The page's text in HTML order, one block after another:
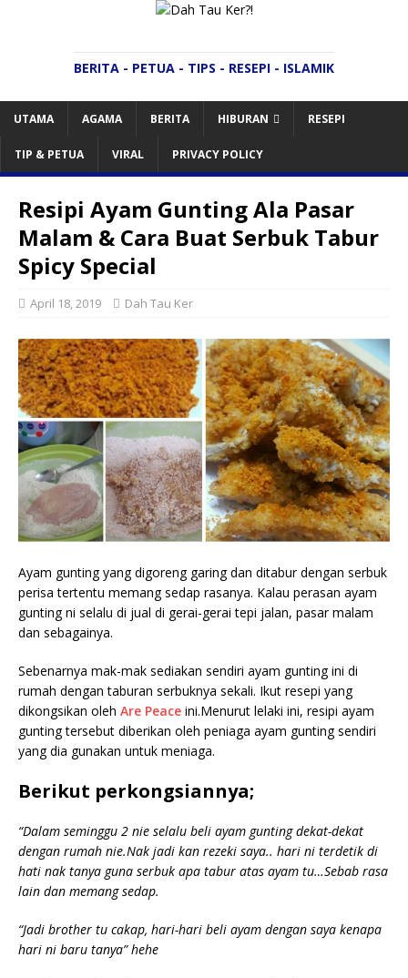
BERITA - PETUA - TIPS - RESEPI - ISLAMIK
UTAMA AGAMA BERITA HIBURAN RESEPI
TIP & PETUA VIRAL PRIVACY POLICY
Resipi Ayam Gunting Ala Pasar
Malam & Cara Buat Serbuk Tabur
Spicy Special
April 18, 2019 Dah Tau Ker
Ayam gunting yang digoreng garing dan ditabur dengan serbuk
perisa tertentu memang sedap rasanya. Kalau perasan ayam
gunting ni selalu di jual di gerai-gerai tepi jalan, pasar malam
dan sebagainya.
Sebenarnya mak-mak sediakan sendiri ayam gunting ini di
rumah dengan taburan serbuknya sekali. Ikut resepi yang
dikongsikan oleh Are Peace ini.Menurut lelaki ini, resipi ayam
gunting tersebut diberikan oleh peniaga ayam gunting sendiri
yang dia gunakan untuk meniaga.
Berikut perkongsiannya;
“Dalam seminggu 2 nie selalu beli ayam gunting dekat-dekat
dengan rumah nie.Nak jadi kan rezeki saya.. hari ni terdetik di
hati nak tanya guna serbuk apa tabur atas ayam tu…Sebab rasa
lain dan memang sedap.
“Jadi brother tu cakap, hari-hari beli ayam dengan saya kenapa
hari ni baru tanya” hehe